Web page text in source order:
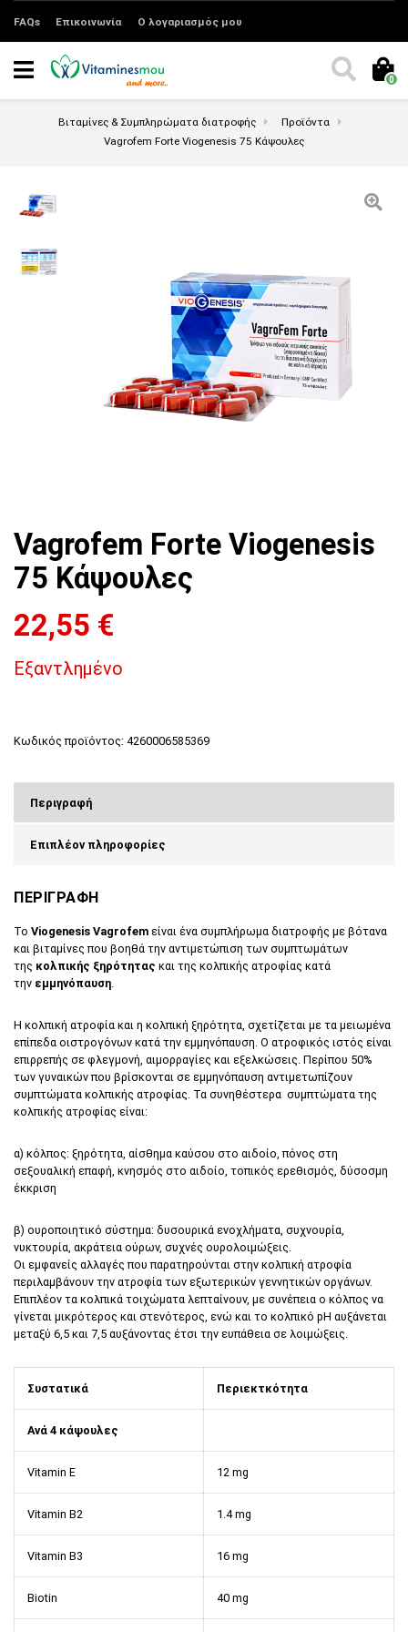
FAQs Επικοινωνία Ο λογαριασμός μου
0
Βιταμίνες & Συμπληρώματα διατροφής
Προϊόντα
Vagrofem Forte Viogenesis 75 Κάψουλες
Vagrofem Forte Viogenesis
75 Κάψουλες
22,55 €
Εξαντλημένο
Κωδικός προϊόντος: 4260006585369
Περιγραφή
Επιπλέον πληροφορίες
ΠΕΡΙΓΡΑΦΗ
Το Viogenesis Vagrofem είναι ένα συμπλήρωμα διατροφής με βότανα
και βιταμίνες που βοηθά την αντιμετώπιση των συμπτωμάτων
της κολπικής ξηρότητας και της κολπικής ατροφίας κατά
την εμμηνόπαυση
Η κολπική ατροφία και η κολπική ξηρότητα, σχετίζεται με τα μειωμένα
επίπεδα οιστρογόνων κατά την εμμηνόπαυση. Ο ατροφικός ιστός είναι
επιρρεπής σε φλεγμονή, αιμορραγίες και εξελκώσεις. Περίπου 50%
των γυναικών που βρίσκονται σε εμμηνόπαυση αντιμετωπίζουν
συμπτώματα κολπικής ατροφίας. Τα συνηθέστερα συμπτώματα της
κολπικής ατροφίας είναι:
α) κόλπος: ξηρότητα, αίσθημα καύσου στο αιδοίο, πόνος στη
σεξουαλική επαφή, κνησμός στο αιδοίο, τοπικός ερεθισμός, δύσοσμη
έκκριση
β) ουροποιητικό σύστημα: δυσουρικά ενοχλήματα, συχνουρία,
νυκτουρία, ακράτεια ούρων, συχνές ουρολοιμώξεις.
Οι εμφανείς αλλαγές που παρατηρούνται στην κολπική ατροφία
περιλαμβάνουν την ατροφία των εξωτερικών γεννητικών οργάνων.
Επιπλέον τα κολπικά τοιχώματα λεπταίνουν, με συνέπεια ο κόλπος να
γίνεται μικρότερος και στενότερος, ενώ και το κολπικό pH αυξάνεται
μεταξύ 6,5 και 7,5 αυξάνοντας έτσι την ευπάθεια σε λοιμώξεις.
Συστατικά Περιεκτκότητα
Ανά 4 κάψουλες
Vitamin E 12 mg
Vitamin B2 1.4 mg
Vitamin B3 16 mg
Biotin 40 mg